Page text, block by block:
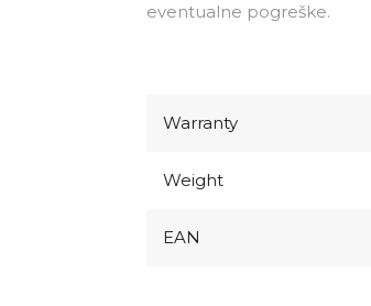
eventualne pogreške.
Warranty
Weight
EAN